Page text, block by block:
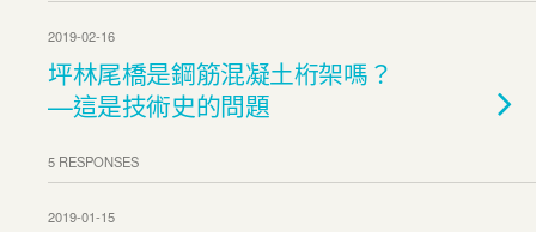
2019-02-16
坪林尾橋是鋼筋混凝土桁架嗎？
—這是技術史的問題
5 RESPONSES
2019-01-15